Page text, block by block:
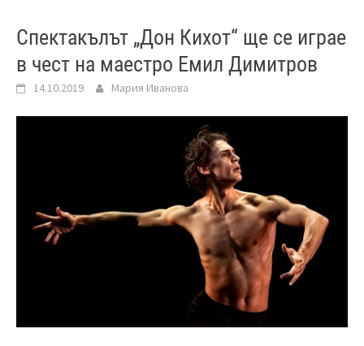
Спектакълът „Дон Кихот“ ще се играе
в чест на маестро Емил Димитров
14.10.2019 Мария Иванова